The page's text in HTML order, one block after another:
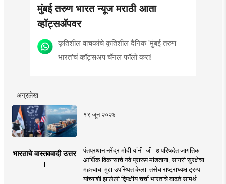
मुंबई तरुण भारत न्यूज मराठी आता
व्हॉट्सॲपवर
कृतिशील वाचकांचे कृतिशील दैनिक 'मुंबई तरुण
भारत'चं व्हॉट्सअप चॅनल फॉलो करा!
अग्रलेख
१९ जून २०२६
भारताचे वास्तववादी उत्तर
!
पंतप्रधान नरेंद्र मोदी यांनी 'जी- ७ परिषदेत जागतिक
आर्थिक विकासाचे नवे प्रारूप मांडताना, सागरी सुरक्षेचा
महत्त्वाचा मुद्दा उपस्थित केला. तसेच राष्ट्राध्यक्ष ट्रम्प
यांच्याशी झालेली द्विपक्षीय चर्चा भारताचे वाढते सामर्थ